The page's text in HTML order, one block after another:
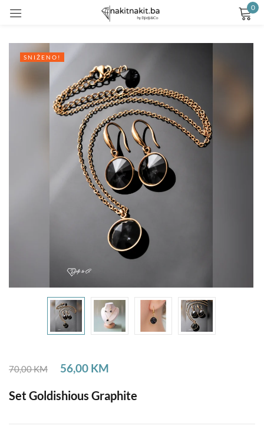
0
SNIŽENO!
70,00KM 56,00 KM
Set Goldishious Graphite
Remember me Lost password?
LOG IN
CREATE AN ACCOUNT